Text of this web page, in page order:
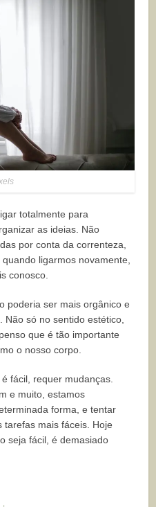
totalmente para
as ideias. Não
por conta da correnteza,
ligarmos novamente,
conosco.
poderia ser mais orgânico e
só no sentido estético,
que é tão importante
o nosso corpo.
fácil, requer mudanças.
e muito, estamos
forma, e tentar
tarefas mais fáceis. Hoje
seja fácil, é demasiado